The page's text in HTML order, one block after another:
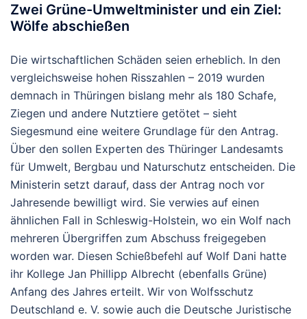
Zwei Grüne-Umweltminister und ein Ziel:
Wölfe abschießen
Die wirtschaftlichen Schäden seien erheblich. In den
vergleichsweise hohen Risszahlen – 2019 wurden
demnach in Thüringen bislang mehr als 180 Schafe,
Ziegen und andere Nutztiere getötet – sieht
Siegesmund eine weitere Grundlage für den Antrag.
Über den sollen Experten des Thüringer Landesamts
für Umwelt, Bergbau und Naturschutz entscheiden. Die
Ministerin setzt darauf, dass der Antrag noch vor
Jahresende bewilligt wird. Sie verwies auf einen
ähnlichen Fall in Schleswig-Holstein, wo ein Wolf nach
mehreren Übergriffen zum Abschuss freigegeben
worden war. Diesen Schießbefehl auf Wolf Dani hatte
ihr Kollege Jan Phillipp Albrecht (ebenfalls Grüne)
Anfang des Jahres erteilt. Wir von Wolfsschutz
Deutschland e. V. sowie auch die Deutsche Juristische